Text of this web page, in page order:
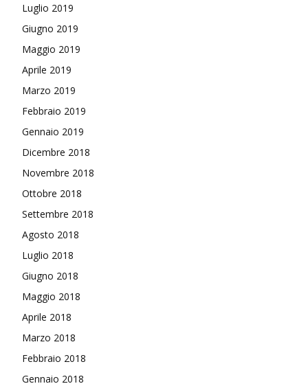
Luglio 2019
Giugno 2019
Maggio 2019
Aprile 2019
Marzo 2019
Febbraio 2019
Gennaio 2019
Dicembre 2018
Novembre 2018
Ottobre 2018
Settembre 2018
Agosto 2018
Luglio 2018
Giugno 2018
Maggio 2018
Aprile 2018
Marzo 2018
Febbraio 2018
Gennaio 2018